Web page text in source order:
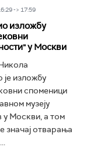
-> 17:59
изложбу
у Москви
изложбу
споменици
музеју
у Москви, а том
значај отварања